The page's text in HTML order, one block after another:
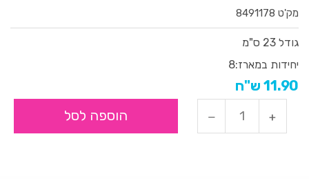
מק'ט 8491178
גודל 23 ס"מ
יחידות במארז:8
11.90 ש"ח
הוספה לסל